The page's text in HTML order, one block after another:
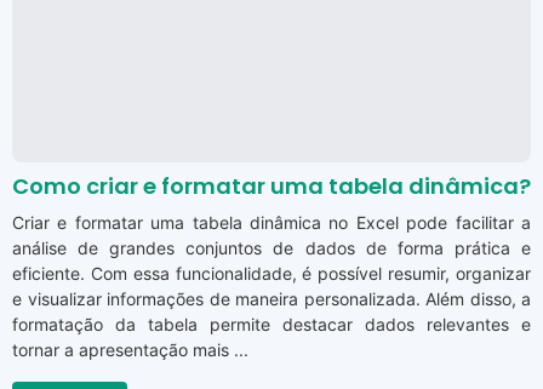
Como criar e formatar uma tabela dinâmica?
Criar e formatar uma tabela dinâmica no Excel pode facilitar a
análise de grandes conjuntos de dados de forma prática e
eficiente. Com essa funcionalidade, é possível resumir, organizar
e visualizar informações de maneira personalizada. Além disso, a
formatação da tabela permite destacar dados relevantes e
tornar a apresentação mais ...